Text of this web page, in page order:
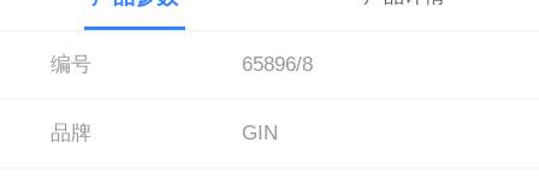
编号 65896/8
品牌 GIN